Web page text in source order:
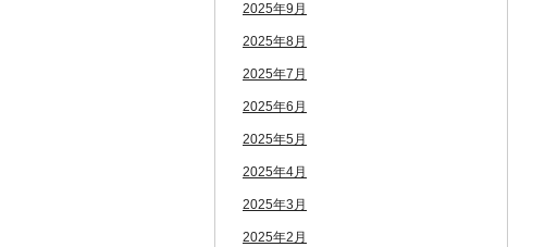
2025年9月
2025年8月
2025年7月
2025年6月
2025年5月
2025年4月
2025年3月
2025年2月